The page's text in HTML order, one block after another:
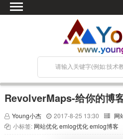
网站搭建
关于Blog
宝塔面板
RevolverMaps-给你的博
Young小杰 2017-8-25 13:30 网
小标签: 网站优化emlog优化emlog博客